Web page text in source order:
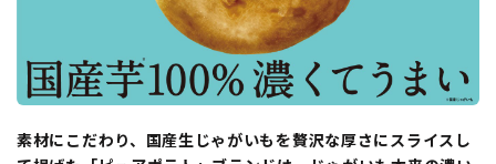
素材にこだわり、国産生じゃがいもを贅沢な厚さにスライスし